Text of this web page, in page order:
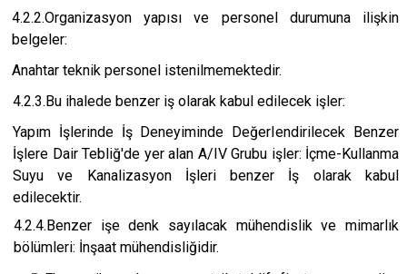
4.2.2.Organizasyon yapısı ve personel durumuna ilişkin
belgeler:
Anahtar teknik personel istenilmemektedir.
4.2.3.Bu ihalede benzer iş olarak kabul edilecek işler:
Yapım İşlerinde İş Deneyiminde DeğerIendirilecek Benzer
İşlere Dair Tebliğ'de yer alan A/IV Grubu işler: İçme-Kullanma
Suyu ve Kanalizasyon İşleri benzer İş olarak kabul
edilecektir.
4.2.4.Benzer işe denk sayılacak mühendislik ve mimarlık
bölümleri: İnşaat mühendisliğidir.